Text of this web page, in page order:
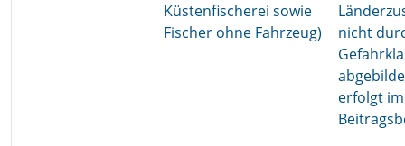
Küstenfischerei sowie
Fischer ohne Fahrzeug)
nicht
erfolgt